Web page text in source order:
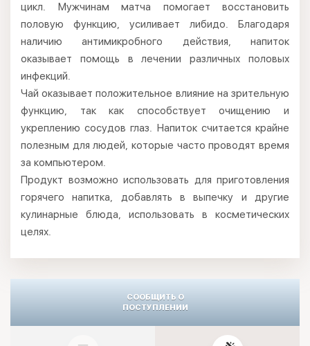
цикл. Мужчинам матча помогает восстановить
половую функцию, усиливает либидо. Благодаря
наличию антимикробного действия, напиток
оказывает помощь в лечении различных половых
инфекций.
Чай оказывает положительное влияние на зрительную
функцию, так как способствует очищению и
укреплению сосудов глаз. Напиток считается крайне
полезным для людей, которые часто проводят время
за компьютером.
Продукт возможно использовать для приготовления
горячего напитка, добавлять в выпечку и другие
кулинарные блюда, использовать в косметических
целях.
СООБЩИТЬ О
ПОСТУПЛЕНИИ